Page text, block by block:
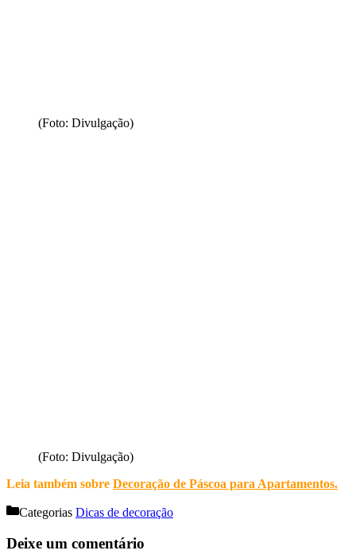
(Foto: Divulgação)
(Foto: Divulgação)
Leia também sobre Decoração de Páscoa para Apartamentos.
Categorias Dicas de decoração
Deixe um comentário